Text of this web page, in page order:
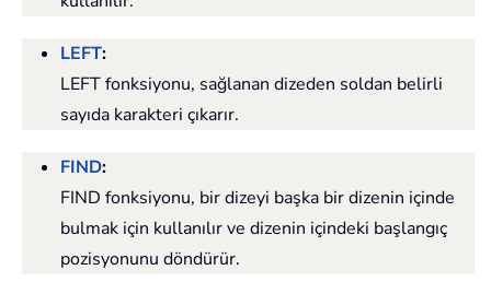
LEFT:
LEFT fonksiyonu, sağlanan dizeden soldan belirli
sayıda karakteri çıkarır.
FIND:
FIND fonksiyonu, bir dizeyi başka bir dizenin içinde
bulmak için kullanılır ve dizenin içindeki başlangıç
pozisyonunu döndürür.